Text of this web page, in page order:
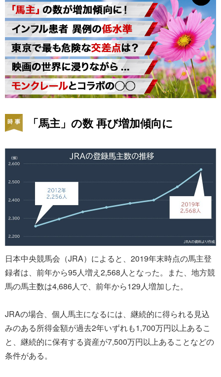
「馬主」の数 再び増加傾向に
日本中央競馬会（JRA）によると、2019年末時点の馬主登
録者は、前年から95人増え2,568人となった。また、地方競
馬の馬主数は4,686人で、前年から129人増加した。
JRAの場合、個人馬主になるには、継続的に得られる見込
みのある所得金額が過去2年いずれも1,700万円以上あるこ
と、継続的に保有する資産が7,500万円以上あることなどの
条件がある。